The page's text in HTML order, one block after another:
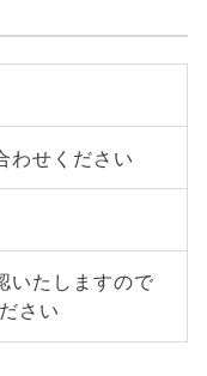
わせください
いたしますので
さい